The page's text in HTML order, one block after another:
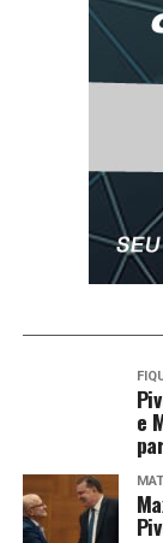
PM MT
RELATED TOPICS:
MIL
TRÁFICO
diversos em
Brasil goleia o
torcida antese